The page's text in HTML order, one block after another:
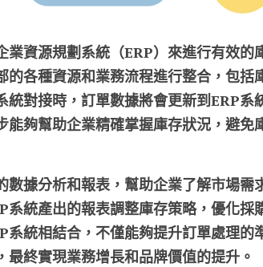
資源規劃系統（ERP）來進行有效的
的各種資源和業務流程進行整合，包括
統對接時，訂單數據將會更新到ERP系
夠幫助企業精確掌握庫存狀況，避免
數據分析和報表，幫助企業了解市場需
系統產出的報表調整庫存策略，優化採
系統相結合，不僅能夠提升訂單處理的
終實現業務增長和品牌價值的提升。